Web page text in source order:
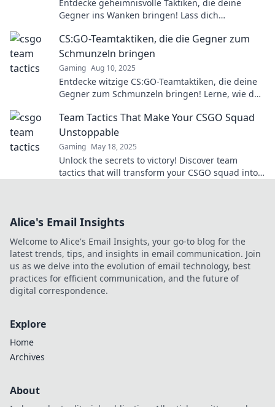
Entdecke geheimnisvolle Taktiken, die deine
Gegner ins Wanken bringen! Lass dich
Spiels.
CS:GO-Teamtaktiken, die die Gegner zum
Schmunzeln bringen
Gaming Aug 10, 2025
Entdecke witzige CS:GO-Teamtaktiken, die deine
Gegner zum Schmunzeln bringen! Lerne, wie du
Team Tactics That Make Your CSGO Squad
Unstoppable
Gaming May 18, 2025
Unlock the secrets to victory! Discover team
tactics that will transform your CSGO squad into
Alice's Email Insights
Welcome to Alice's Email Insights, your go-to blog for the
latest trends, tips, and insights in email communication. Join
us as we delve into the evolution of email technology, best
practices for efficient communication, and the future of
digital correspondence.
Explore
Home
Archives
About